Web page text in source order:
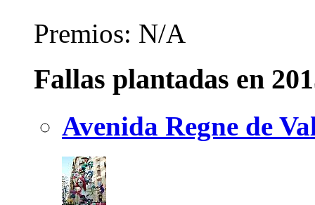
Premios: N/A
Fallas plantadas en
Avenida Regne de